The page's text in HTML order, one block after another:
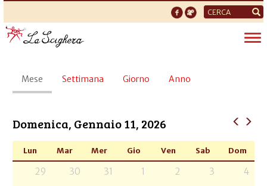
Form
di
ricerca
Schede
primarie
Mese (scheda
attiva)
Settimana Giorno Anno
Domenica, Gennaio 11, 2026
Lun Mar Mer Gio Ven Sab Dom
29 30 31 1 2 3 4